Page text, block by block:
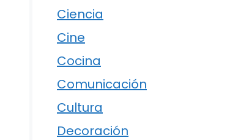
Ciencia
Cine
Cocina
Comunicación
Cultura
Decoración